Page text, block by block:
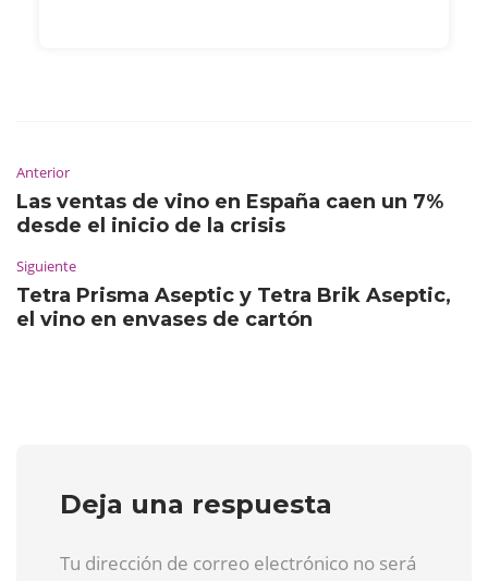
Anterior
Las ventas de vino en España caen un 7%
desde el inicio de la crisis
Siguiente
Tetra Prisma Aseptic y Tetra Brik Aseptic,
el vino en envases de cartón
Deja una respuesta
Tu dirección de correo electrónico no será